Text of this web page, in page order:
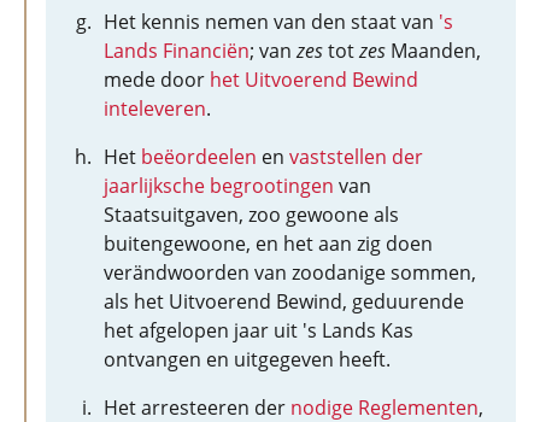
Het kennis nemen van den staat van 's
Lands Financiën; vanzestotzes Maanden,
mede door het Uitvoerend Bewind
inteleveren.
Het beëordeelen en vaststellen der
jaarlijksche begrootingen van
Staatsuitgaven, zoo gewoone als
buitengewoone, en het aan zig doen
verändwoorden van zoodanige sommen,
als het Uitvoerend Bewind, geduurende
het afgelopen jaar uit 's Lands Kas
ontvangen en uitgegeven heeft.
Het arresteeren der nodige Reglementen,